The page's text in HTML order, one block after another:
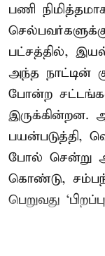
பணி
பட்சத்தில்,
அந்த நாட்டின்
போன்ற
பயன்படுத்தி,
போல் சென்று
கொண்டு,
பெறுவது